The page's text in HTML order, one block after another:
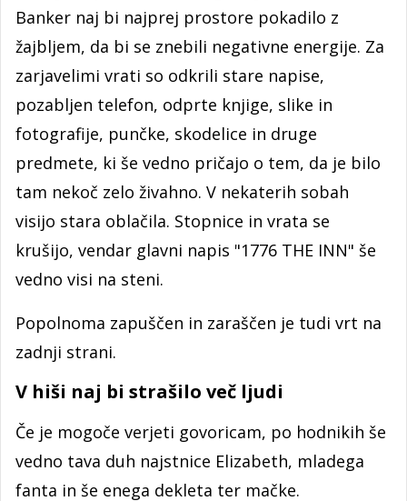
Banker naj bi najprej prostore pokadilo z
žajbljem, da bi se znebili negativne energije. Za
zarjavelimi vrati so odkrili stare napise,
pozabljen telefon, odprte knjige, slike in
fotografije, punčke, skodelice in druge
predmete, ki še vedno pričajo o tem, da je bilo
tam nekoč zelo živahno. V nekaterih sobah
visijo stara oblačila. Stopnice in vrata se
krušijo, vendar glavni napis "1776 THE INN" še
vedno visi na steni.
Popolnoma zapuščen in zaraščen je tudi vrt na
zadnji strani.
V hiši naj bi strašilo več ljudi
Če je mogoče verjeti govoricam, po hodnikih še
vedno tava duh najstnice Elizabeth, mladega
fanta in še enega dekleta ter mačke.